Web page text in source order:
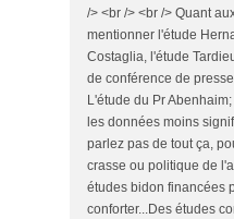
/> <br /> <br /> Quant
mentionner l'étude
Costaglia, l'étude
de conférence de
L'étude du Pr
les données moins
parlez pas de tout ça,
crasse ou politique de
études bidon financées
conforter...Des études